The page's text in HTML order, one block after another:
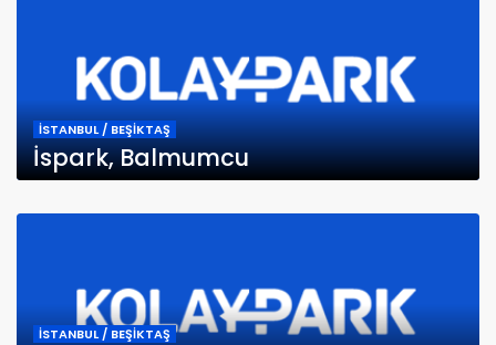
İSTANBUL / BEŞİKTAŞ
İspark, Balmumcu
İSTANBUL / BEŞİKTAŞ